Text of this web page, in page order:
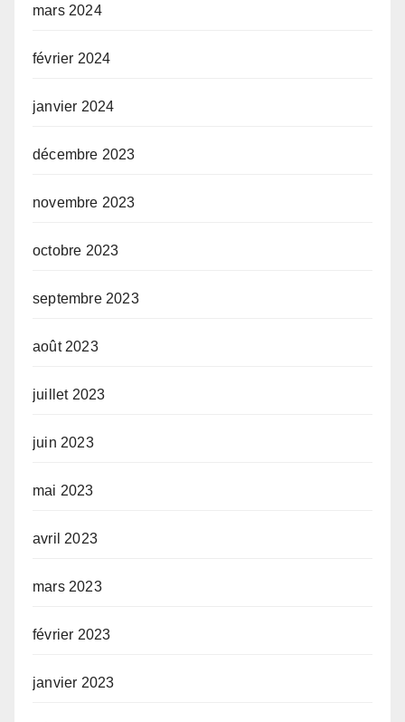
mars 2024
février 2024
janvier 2024
décembre 2023
novembre 2023
octobre 2023
septembre 2023
août 2023
juillet 2023
juin 2023
mai 2023
avril 2023
mars 2023
février 2023
janvier 2023